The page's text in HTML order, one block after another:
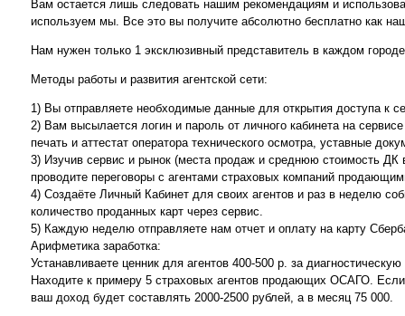
Вам остается лишь следовать нашим рекомендациям и
используем мы. Все это вы получите абсолютно бесплатно как
Нам нужен только 1 эксклюзивный представитель в каждом
Методы работы и развития агентской сети:
1) Вы отправляете необходимые данные для открытия доступа к
2) Вам высылается логин и пароль от личного кабинета на
печать и аттестат оператора технического осмотра, уставные
3) Изучив сервис и рынок (места продаж и среднюю стоимость
проводите переговоры с агентами страховых компаний
4) Создаёте Личный Кабинет для своих агентов и раз в неделю
количество проданных карт через сервис.
5) Каждую неделю отправляете нам отчет и оплату на карту
Арифметика заработка:
Устанавливаете ценник для агентов 400-500 р. за диагностическую
Находите к примеру 5 страховых агентов продающих ОСАГО.
ваш доход будет составлять 2000-2500 рублей, а в месяц 75 000.